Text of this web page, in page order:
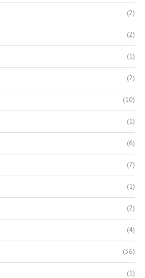
(2)
(2)
(1)
(2)
(10)
(1)
(6)
(7)
(1)
(2)
(4)
(36)
(1)